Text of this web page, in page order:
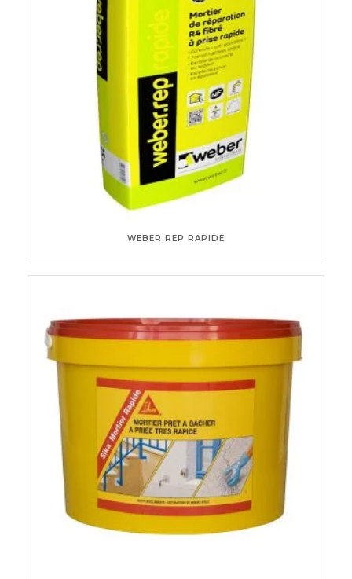
WEBER REP RAPIDE